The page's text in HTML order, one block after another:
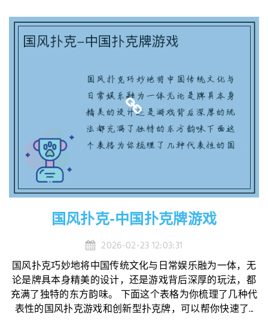
国风扑克-中国扑克牌游戏
2026-02-23 12:03:31
国风扑克巧妙地将中国传统文化与日常娱乐融为一体，无
论是牌具本身精美的设计，还是游戏背后深厚的玩法，都
充满了独特的东方韵味。 下面这个表格为你梳理了几种代
表性的国风扑克游戏和创新型扑克牌，可以帮你快速了...